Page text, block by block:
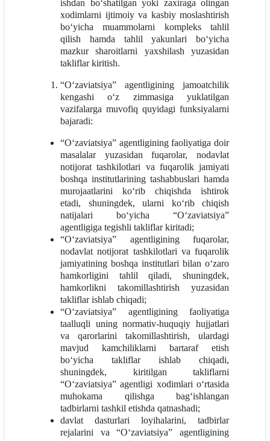
ishdan bo‘shatilgan yoki zaxiraga olingan
xodimlarni ijtimoiy va kasbiy moslashtirish
bo‘yicha muammolarni kompleks tahlil
qilish hamda tahlil yakunlari bo‘yicha
mazkur sharoitlarni yaxshilash yuzasidan
takliflar kiritish.
“O‘zaviatsiya” agentligining jamoatchilik
kengashi o‘z zimmasiga yuklatilgan
vazifalarga muvofiq quyidagi funksiyalarni
bajaradi:
“O‘zaviatsiya” agentligining faoliyatiga doir
masalalar yuzasidan fuqarolar, nodavlat
notijorat tashkilotlari va fuqarolik jamiyati
boshqa institutlarining tashabbuslari hamda
murojaatlarini ko‘rib chiqishda ishtirok
etadi, shuningdek, ularni ko‘rib chiqish
natijalari bo‘yicha “O‘zaviatsiya”
agentligiga tegishli takliflar kiritadi;
“O‘zaviatsiya” agentligining fuqarolar,
nodavlat notijorat tashkilotlari va fuqarolik
jamiyatining boshqa institutlari bilan o‘zaro
hamkorligini tahlil qiladi, shuningdek,
hamkorlikni takomillashtirish yuzasidan
takliflar ishlab chiqadi;
“O‘zaviatsiya” agentligining faoliyatiga
taalluqli uning normativ-huquqiy hujjatlari
va qarorlarini takomillashtirish, ulardagi
mavjud kamchiliklarni bartaraf etish
bo‘yicha takliflar ishlab chiqadi,
shuningdek, kiritilgan takliflarni
“O‘zaviatsiya” agentligi xodimlari o‘rtasida
muhokama qilishga bag‘ishlangan
tadbirlarni tashkil etishda qatnashadi;
davlat dasturlari loyihalarini, tadbirlar
rejalarini va “O‘zaviatsiya” agentligining